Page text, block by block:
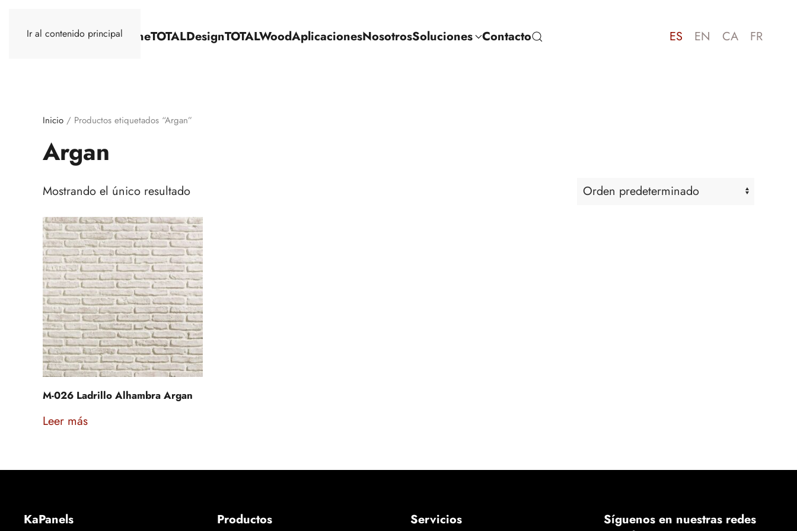
Ir al contenido principal
TOTALStoneTOTALDesignTOTALWoodAplicacionesNosotrosSoluciones Contacto ES EN CA FR
Inicio / Productos etiquetados “Argan”
Argan
Mostrando el único resultado
M-026 Ladrillo Alhambra Argan
Leer más
KaPanels Productos Servicios
Síguenos en nuestras redes